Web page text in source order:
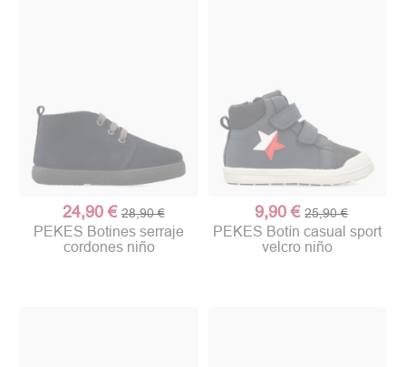
24,90 € 28,90 €
PEKES Botines serraje
cordones niño
9,90 € 25,90 €
PEKES Botín casual sport
velcro niño